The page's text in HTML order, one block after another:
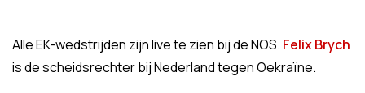
Alle EK-wedstrijden zijn live te zien bij de NOS. Felix Brych
is de scheidsrechter bij Nederland tegen Oekraïne.